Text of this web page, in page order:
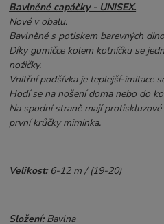
Bavlněné capáčky - UNISEX.
Nové v obalu.
Bavlněné s potiskem barevných
Díky gumičce kolem kotníčku se
nožičky.
Vnitřní podšívka je teplejší-imitace
Hodí se na nošení doma nebo do
Na spodní straně mají
první krůčky miminka.
Velikost: 6-12 m / (19-20)
Složení:Bavlna